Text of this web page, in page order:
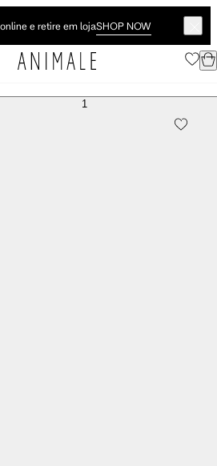
e retire em lojaSHOP NOW